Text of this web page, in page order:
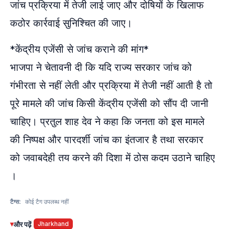
जांच प्रक्रिया में तेजी लाई जाए और दोषियों के खिलाफ
कठोर कार्रवाई सुनिश्चित की जाए।
*केंद्रीय एजेंसी से जांच कराने की मांग*
भाजपा ने चेतावनी दी कि यदि राज्य सरकार जांच को
गंभीरता से नहीं लेती और प्रक्रिया में तेजी नहीं आती है तो
पूरे मामले की जांच किसी केंद्रीय एजेंसी को सौंप दी जानी
चाहिए। प्रतुल शाह देव ने कहा कि जनता को इस मामले
की निष्पक्ष और पारदर्शी जांच का इंतजार है तथा सरकार
को जवाबदेही तय करने की दिशा में ठोस कदम उठाने चाहिए
।
टैग्स: कोई टैग उपलब्ध नहीं
▾और पढ़ें Jharkhand